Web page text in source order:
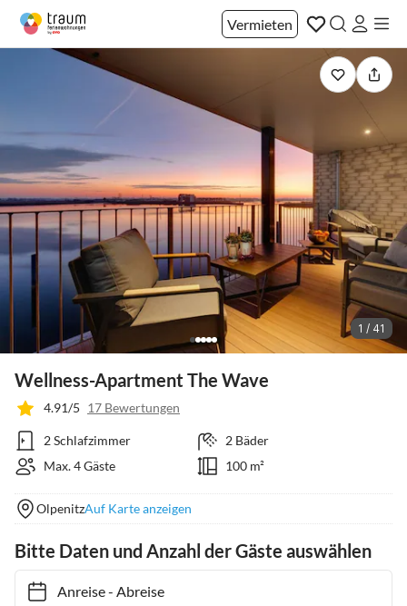
Vermieten
1 / 41
Wellness-Apartment The Wave
4.91/5 17 Bewertungen
2 Schlafzimmer
2 Bäder
Max. 4 Gäste
100 m²
OlpenitzAuf Karte anzeigen
Bitte Daten und Anzahl der Gäste auswählen
Anreise- Abreise